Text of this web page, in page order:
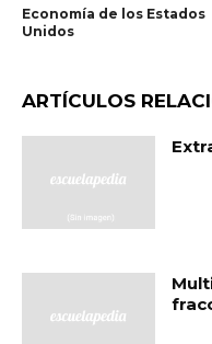
Economía de los Estados
Unidos
ARTÍCULOS